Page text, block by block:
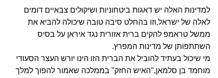
למדינות האלה יש דאגות ביטחוניות ושיקולים צבאיים דומים
לאלה של ישראל,וזו בהחלט סיבה טובה שיכולה להביא את
ממשל טראמפ להקים ברית אזורית נגד איראן על בסיס
השתתפותן של מדינות המפרץ.
מי שיכול בעתיד להוביל את הברית הזו הינו יורש העצר הסעודי
מוחמד בן סלמאן,"האיש החזק" בממלכה שאמור להפוך למלך